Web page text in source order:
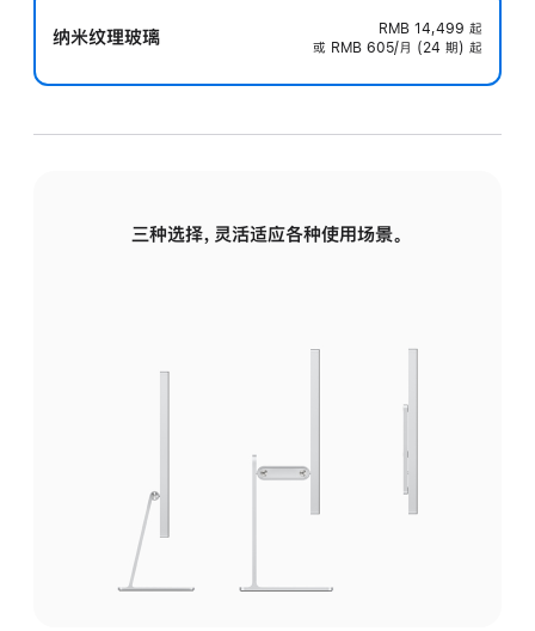
纳米纹理玻璃 RMB 14,499 起
或 RMB 605/月 (24 期) 起
三种选择，灵活适应各种使用场景。